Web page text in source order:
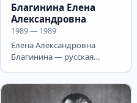
Благинина Елена
Александровна
1989 — 1989
Елена Александровна
Благинина — русская